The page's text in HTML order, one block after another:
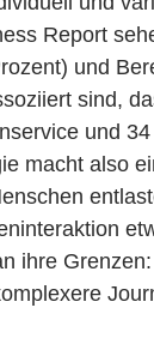
Report
und
sind,
und
macht also
ihre